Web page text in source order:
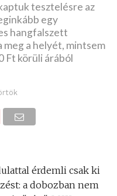
tesztelésre az
egy
hangfalszett
a helyét, mintsem
Ft körüli árából
érdemli csak ki
a dobozban nem